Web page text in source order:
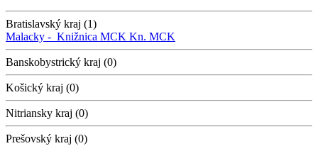
Bratislavský kraj (1)
Malacky - Knižnica MCK Kn. MCK
Banskobystrický kraj (0)
Košický kraj (0)
Nitriansky kraj (0)
Prešovský kraj (0)